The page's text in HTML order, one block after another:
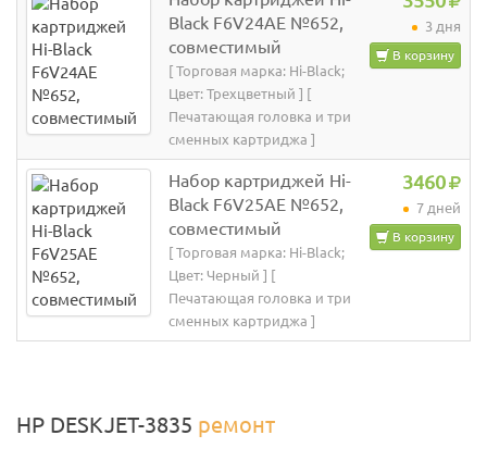
Black F6V24AE №652,
совместимый
[ Торговая марка: Hi-Black;
Цвет: Трехцветный ] [
Печатающая головка и три
сменных картриджа ]
3 дня
В корзину
Набор картриджей Hi-
Black F6V25AE №652,
совместимый
[ Торговая марка: Hi-Black;
Цвет: Черный ] [
Печатающая головка и три
сменных картриджа ]
3460
7 дней
В корзину
HP DESKJET-3835 ремонт